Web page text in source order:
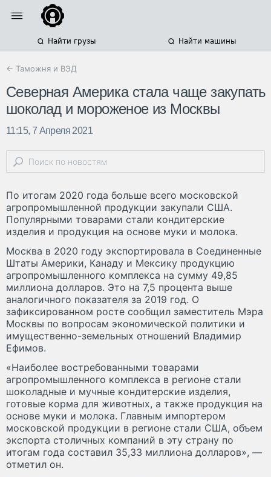
Найти грузы Найти машины
← Таможня и ВЭД
Северная Америка стала чаще закупать
шоколад и мороженое из Москвы
11:15, 7 Апреля 2021
По итогам 2020 года больше всего московской
агропромышленной продукции закупали США.
Популярными товарами стали кондитерские
изделия и продукция на основе муки и молока.
Москва в 2020 году экспортировала в Соединенные
Штаты Америки, Канаду и Мексику продукцию
агропромышленного комплекса на сумму 49,85
миллиона долларов. Это на 7,5 процента выше
аналогичного показателя за 2019 год. О
зафиксированном росте сообщил заместитель Мэра
Москвы по вопросам экономической политики и
имущественно-земельных отношений Владимир
Ефимов.
«Наиболее востребованными товарами
агропромышленного комплекса в регионе стали
шоколадные и мучные кондитерские изделия,
готовые корма для животных, а также продукция на
основе муки и молока. Главным импортером
московской продукции в регионе стали США, объем
экспорта столичных компаний в эту страну по
итогам года составил 35,33 миллиона долларов», —
отметил он.